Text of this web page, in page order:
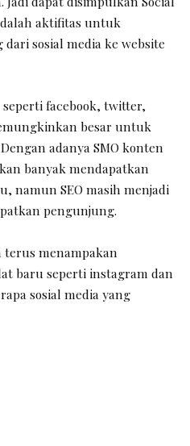
aktifitas untuk
sosial media ke website
facebook, twitter,
besar untuk
adanya SMO konten
banyak mendapatkan
namun SEO masih menjadi
pengunjung.
terus menampakan
baru seperti instagram dan
sosial media yang